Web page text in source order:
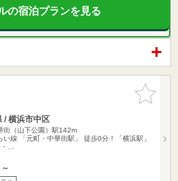
の宿泊プランを見る
お気に入
りに追加
/ 横浜市中区
街（山下公園）駅142m
い線 「元町・中華街駅」 徒歩0分！「横浜駅」
…